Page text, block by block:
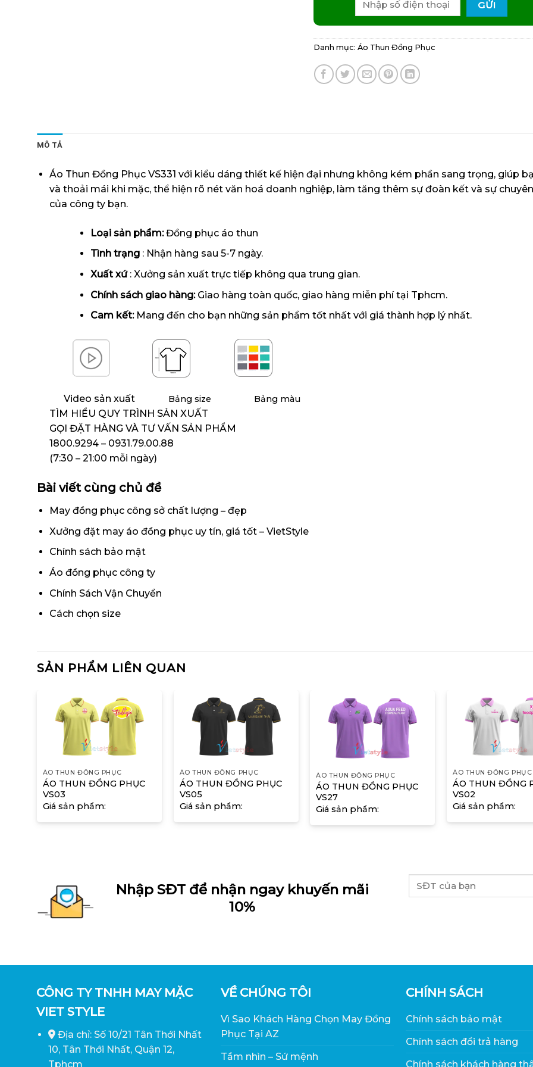
Danh mục: Áo Thun Đồng Phục
MÔ TẢ
Áo Thun Đồng Phục VS331 với kiểu dáng thiết kế hiện đại nhưng không kém phần sang trọng, giúp
và thoải mái khi mặc, thể hiện rõ nét văn hoá doanh nghiệp, làm tăng thêm sự đoàn kết và sự
của công ty bạn.
Loại sản phẩm:Đồng phục áo thun
Tình trạng: Nhận hàng sau 5-7 ngày.
Xuất xứ: Xưởng sản xuất trực tiếp không qua trung gian.
Chính sách giao hàng: Giao hàng toàn quốc, giao hàng miễn phí tại Tphcm.
Cam kết:Mang đến cho bạn những sản phẩm tốt nhất với giá thành hợp lý nhất.
Video sản xuất Bảng size Bảng màu
TÌM HIỂU QUY TRÌNH SẢN XUẤT
GỌI ĐẶT HÀNG VÀ TƯ VẤN SẢN PHẨM
1800.9294 – 0931.79.00.88
(7:30 – 21:00 mỗi ngày)
Bài viết cùng chủ đề
May đồng phục công sở chất lượng – đẹp
Xưởng đặt may áo đồng phục uy tín, giá tốt – VietStyle
Chính sách bảo mật
Áo đồng phục công ty
Chính Sách Vận Chuyển
Cách chọn size
SẢN PHẨM LIÊN QUAN
ÁO THUN ĐỒNG PHỤC
ÁO THUN ĐỒNG PHỤC
VS03
Giá sản phẩm:
ÁO THUN ĐỒNG PHỤC
ÁO THUN ĐỒNG PHỤC
VS05
Giá sản phẩm:
ÁO THUN ĐỒNG PHỤC
ÁO THUN ĐỒNG PHỤC
VS27
Giá sản phẩm:
ÁO THUN ĐỒNG PHỤC
ÁO THUN ĐỒNG
VS02
Giá sản phẩm:
Nhập SĐT để nhận ngay khuyến mãi
10%
CÔNG TY TNHH MAY MẶC
VIET STYLE
Địa chỉ: Số 10/21 Tân Thới Nhất
10, Tân Thới Nhất, Quận 12,
Tphcm
VỀ CHÚNG TÔI
Vì Sao Khách Hàng Chọn May Đồng
Phục Tại AZ
Tầm nhìn – Sứ mệnh
CHÍNH SÁCH
Chính sách bảo mật
Chính sách đổi trả hàng
Chính sách khách hàng